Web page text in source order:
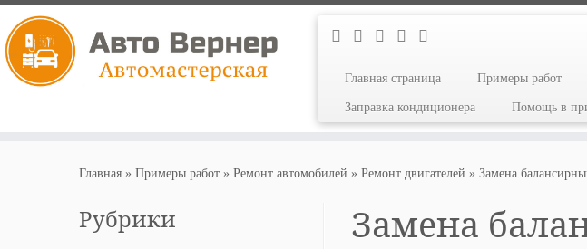
Главная страница Примеры работ
Заправка кондиционера Помощь в
Главная » Примеры работ » Ремонт автомобилей » Ремонт двигателей » Замена
Рубрики Замена